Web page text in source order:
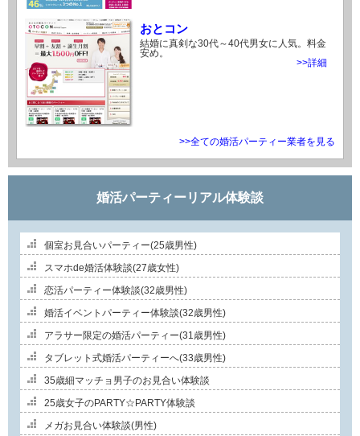
おとコン
結婚に真剣な30代～40代男女に人気。料金
安め。
>>詳細
>>全ての婚活パーティー業者を見る
婚活パーティーリアル体験談
個室お見合いパーティー(25歳男性)
スマホde婚活体験談(27歳女性)
恋活パーティー体験談(32歳男性)
婚活イベントパーティー体験談(32歳男性)
アラサー限定の婚活パーティー(31歳男性)
タブレット式婚活パーティーへ(33歳男性)
35歳細マッチョ男子のお見合い体験談
25歳女子のPARTY☆PARTY体験談
メガお見合い体験談(男性)